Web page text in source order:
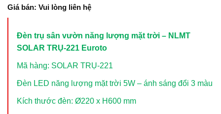
Giá bán: Vui lòng liên hệ
Đèn trụ sân vườn năng lượng mặt trời – NLMT
SOLAR TRỤ-221 Euroto
Mã hàng: SOLAR TRỤ-221
Đèn LED năng lượng mặt trời 5W – ánh sáng đổi 3 màu
Kích thước đèn: Ø220 x H600 mm